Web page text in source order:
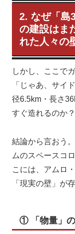
2. なぜ「島
の建設はま
れた人々の
しかし、ここで
「じゃあ、サイ
径6.5km・長さ
すぐ造れるのか？
結論から言おう
ムのスペースコ
こには、アムロ
「現実の壁」が
① 「物量」